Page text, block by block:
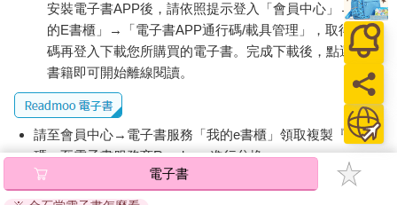
安裝電子書APP後，請依照提示登入「會員中心」→「我
的E書櫃」→「電子書APP通行碼/載具管理」，取得通行
碼再登入下載您所購買的電子書。完成下載後，點選任一
書籍即可開始離線閱讀。
請至會員中心→電子書服務「我的e書櫃」領取複製『兌換
碼』至電子書服務商Readmoo進行兌換。
退換貨須知：
電子書